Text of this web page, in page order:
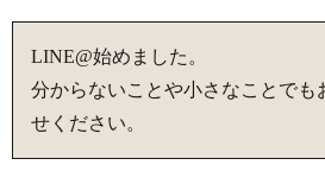
LINE@始めました。
分からないことや小さなことでも
せください。